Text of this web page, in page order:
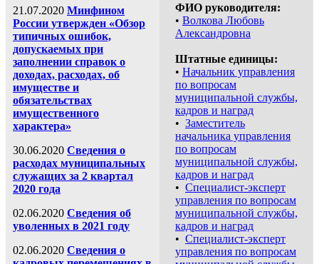
21.07.2020 Минфином
России утвержден «Обзор
типичных ошибок,
допускаемых при
заполнении справок о
доходах, расходах, об
имуществе и
обязательствах
имущественного
характера»
30.06.2020 Сведения о
расходах муниципальных
служащих за 2 квартал
2020 года
02.06.2020 Сведения об
уволенных в 2021 году
02.06.2020 Сведения о
ФИО руководителя:
• Волкова Любовь
Александровна
Штатные единицы:
• Начальник управления
по вопросам
муниципальной службы,
кадров и наград
• Заместитель
начальника управления
по вопросам
муниципальной службы,
кадров и наград
• Специалист-эксперт
управления по вопросам
муниципальной службы,
кадров и наград
• Специалист-эксперт
управления по вопросам